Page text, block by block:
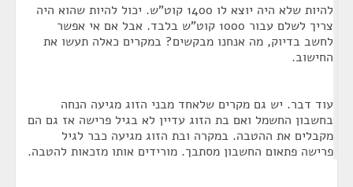
להיות שלא היה יוצא לו 1400 קוט”ש. יכול להיות שהוא היה
צריך לשלם עבור 1000 קוט”ש בלבד. אבל אם אי אפשר
לחשב בדיוק, מה אנחנו מבקשים? במקרים כאלה תעשו את
החישוב.
עוד דבר. יש גם מקרים שלאחד מבני הזוג מגיעה הנחה
בחשבון החשמל ואם בת הזוג עדיין לא בגיל פרישה אז גם הם
מקבלים את ההטבה. במקרה ובת הזוג מגיעה כבר לגיל
פרישה פתאום החשבון מסתבך. מורידים אותו מזכאות להטבה.